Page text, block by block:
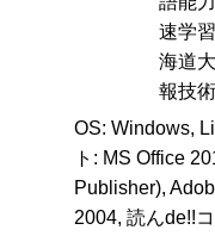
速学
海道
報技
OS: Windows,
ト: MS Office
Publisher),
2004, 読んde!!